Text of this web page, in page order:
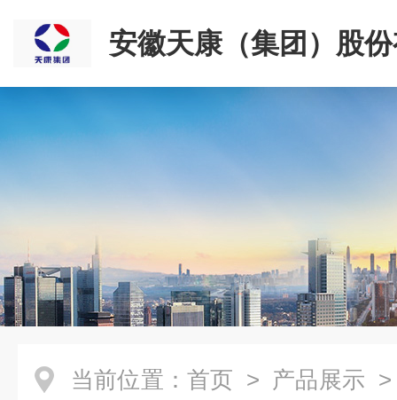
安徽天康（集团）股
司
当前位置： 首页 > 产品展示